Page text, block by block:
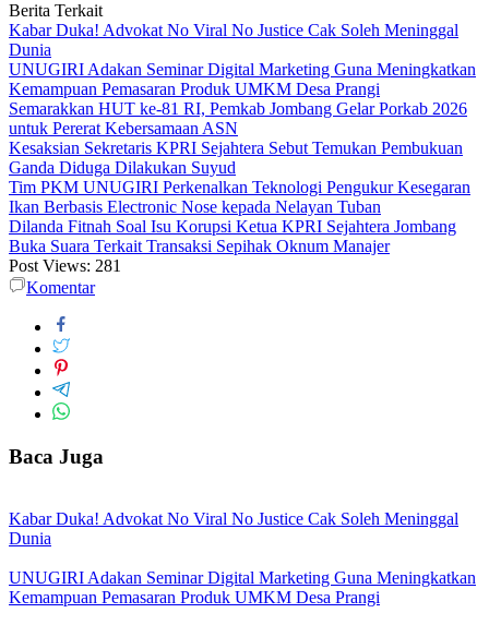
Berita Terkait
Kabar Duka! Advokat No Viral No Justice Cak Soleh Meninggal
Dunia
UNUGIRI Adakan Seminar Digital Marketing Guna Meningkatkan
Kemampuan Pemasaran Produk UMKM Desa Prangi
Semarakkan HUT ke-81 RI, Pemkab Jombang Gelar Porkab 2026
untuk Pererat Kebersamaan ASN
Kesaksian Sekretaris KPRI Sejahtera Sebut Temukan Pembukuan
Ganda Diduga Dilakukan Suyud
Tim PKM UNUGIRI Perkenalkan Teknologi Pengukur Kesegaran
Ikan Berbasis Electronic Nose kepada Nelayan Tuban
Dilanda Fitnah Soal Isu Korupsi Ketua KPRI Sejahtera Jombang
Buka Suara Terkait Transaksi Sepihak Oknum Manajer
Post Views: 281
Komentar
Baca Juga
Kabar Duka! Advokat No Viral No Justice Cak Soleh Meninggal
Dunia
UNUGIRI Adakan Seminar Digital Marketing Guna Meningkatkan
Kemampuan Pemasaran Produk UMKM Desa Prangi